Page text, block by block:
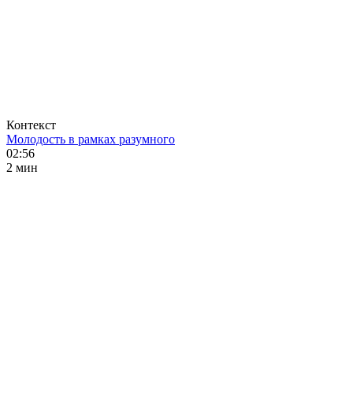
Контекст
Молодость в рамках разумного
02:56
2 мин